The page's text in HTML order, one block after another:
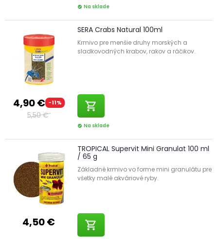
check_circle Na sklade
4,90 € -11%
5,50 €
SERA Crabs Natural 100ml
Krmivo pre menšie druhy morských a
sladkovodných krabov, rakov a ráčikov.
shopping_cart
check_circle Na sklade
4,50 €
TROPICAL Supervit Mini Granulat 100 ml
/ 65 g
Základné krmivo vo forme mini granulátu pre
všetky malé akváriové ryby.
shopping_cart